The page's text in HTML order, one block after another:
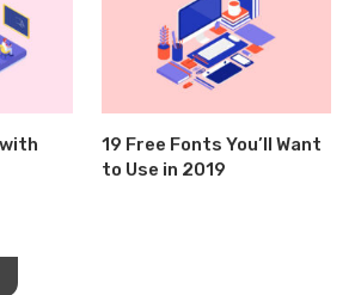
19 Free Fonts You’ll Want
to Use in 2019